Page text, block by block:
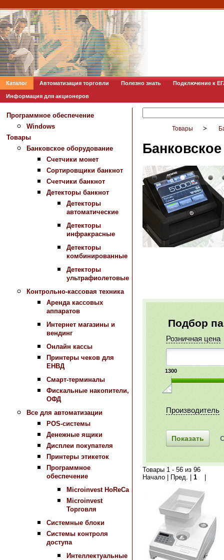
Каталог Автоматизация торговли Полезно знать Подключение к
Информация для акционеров
Программное обеспечение
Windows
Товары
Банковское оборудование
Счетчики монет
Сортировщики банкнот
Счетчики банкнот
Детекторы банкнот
Детекторы
автоматические
Детекторы
инфракрасные
Детекторы
комбинированные
Детекторы
ультрафиолетовые
Контрольно-кассовая техника
Аренда кассовых
аппаратов
Интернет магазины и
вендинг
Онлайн кассы
Принтеры чеков для
ЕНВД
Смарт-терминалы
Фискальные накопители,
ОФД
Все для автоматизации
POS-системы
Денежные ящики
Дисплеи покупателя
Принтеры этикеток
Программное
обеспечение
Microinvest HoReCa
Microinvest
Торговля
Системные блоки
Системы контроля
доступа
Интеллектуальные
Товары >
Подбор
Розничная цена
1300
Производитель
Товары 1 - 56 из 96
Начало | Пред. | 1 |